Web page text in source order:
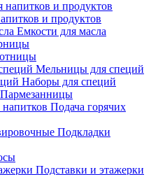
и продуктов
Емкости для масла
Мельницы для специй
Наборы для специй
Пармезанницы
Подача горячих
Подкладки
Подставки и этажерки